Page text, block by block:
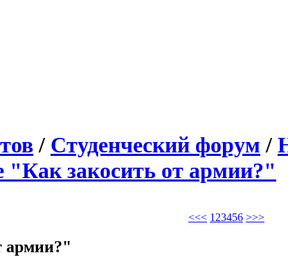
/ Студенческий форум /
"Как закосить от армии?"
<<< 1 23456 >>>
армии?"